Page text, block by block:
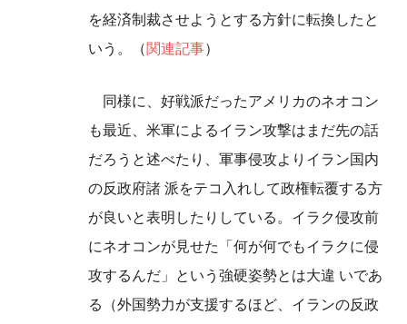
を経済制裁させようとする方針に転換したと
いう。（関連記事）
同様に、好戦派だったアメリカのネオコン
も最近、米軍によるイラン攻撃はまだ先の話
だろうと述べたり、軍事侵攻よりイラン国内
の反政府諸 派をテコ入れして政権転覆する方
が良いと表明したりしている。イラク侵攻前
にネオコンが見せた「何が何でもイラクに侵
攻するんだ」という強硬姿勢とは大違 いであ
る（外国勢力が支援するほど、イランの反政